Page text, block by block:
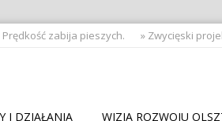
Prędkość zabija pieszych. » Zwycięski
I DZIAŁANIA WIZJA ROZWOJU